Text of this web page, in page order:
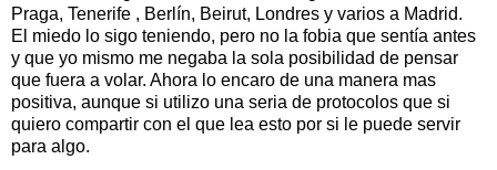
Praga, Tenerife , Berlín, Beirut, Londres y varios a Madrid.
El miedo lo sigo teniendo, pero no la fobia que sentía antes
y que yo mismo me negaba la sola posibilidad de pensar
que fuera a volar. Ahora lo encaro de una manera mas
positiva, aunque si utilizo una seria de protocolos que si
quiero compartir con el que lea esto por si le puede servir
para algo.